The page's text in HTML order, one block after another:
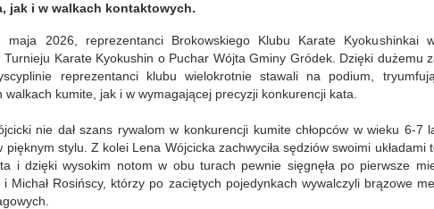
jak i w walkach kontaktowych.
2026, reprezentanci Brokowskiego Klubu Karate Kyokushinkai
Turnieju Karate Kyokushin o Puchar Wójta Gminy Gródek. Dzięki dużemu
reprezentanci klubu wielokrotnie stawali na podium,
walkach kumite, jak i w wymagającej precyzji konkurencji kata.
nie dał szans rywalom w konkurencji kumite chłopców w wieku 6-7
pięknym stylu. Z kolei Lena Wójcicka zachwyciła sędziów swoimi układami
i dzięki wysokim notom w obu turach pewnie sięgnęła po pierwsze
i Michał Rosińscy, którzy po zaciętych pojedynkach wywalczyli brązowe